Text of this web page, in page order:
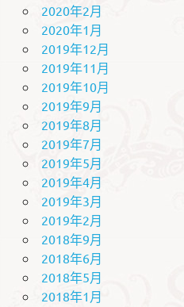
2020年2月
2020年1月
2019年12月
2019年11月
2019年10月
2019年9月
2019年8月
2019年7月
2019年5月
2019年4月
2019年3月
2019年2月
2018年9月
2018年6月
2018年5月
2018年1月